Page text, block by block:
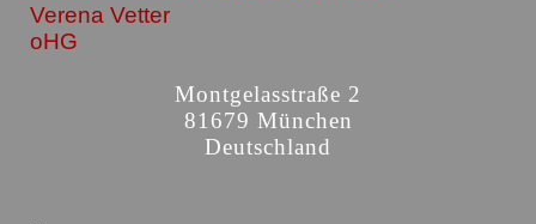
Verena Vetter
oHG
Montgelasstraße 2
81679 München
Deutschland